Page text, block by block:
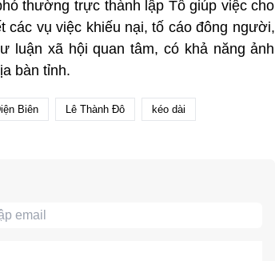
thường trực thành lập Tổ giúp việc cho
các vụ việc khiếu nại, tố cáo đông người,
luận xã hội quan tâm, có khả năng ảnh
bàn tỉnh.
Biên Lê Thành Đô kéo dài